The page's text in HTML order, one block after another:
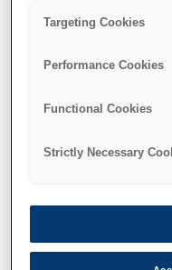
https://
Targeting Cookies
Performance Cookies
Functional Cookies
Strictly Necessary